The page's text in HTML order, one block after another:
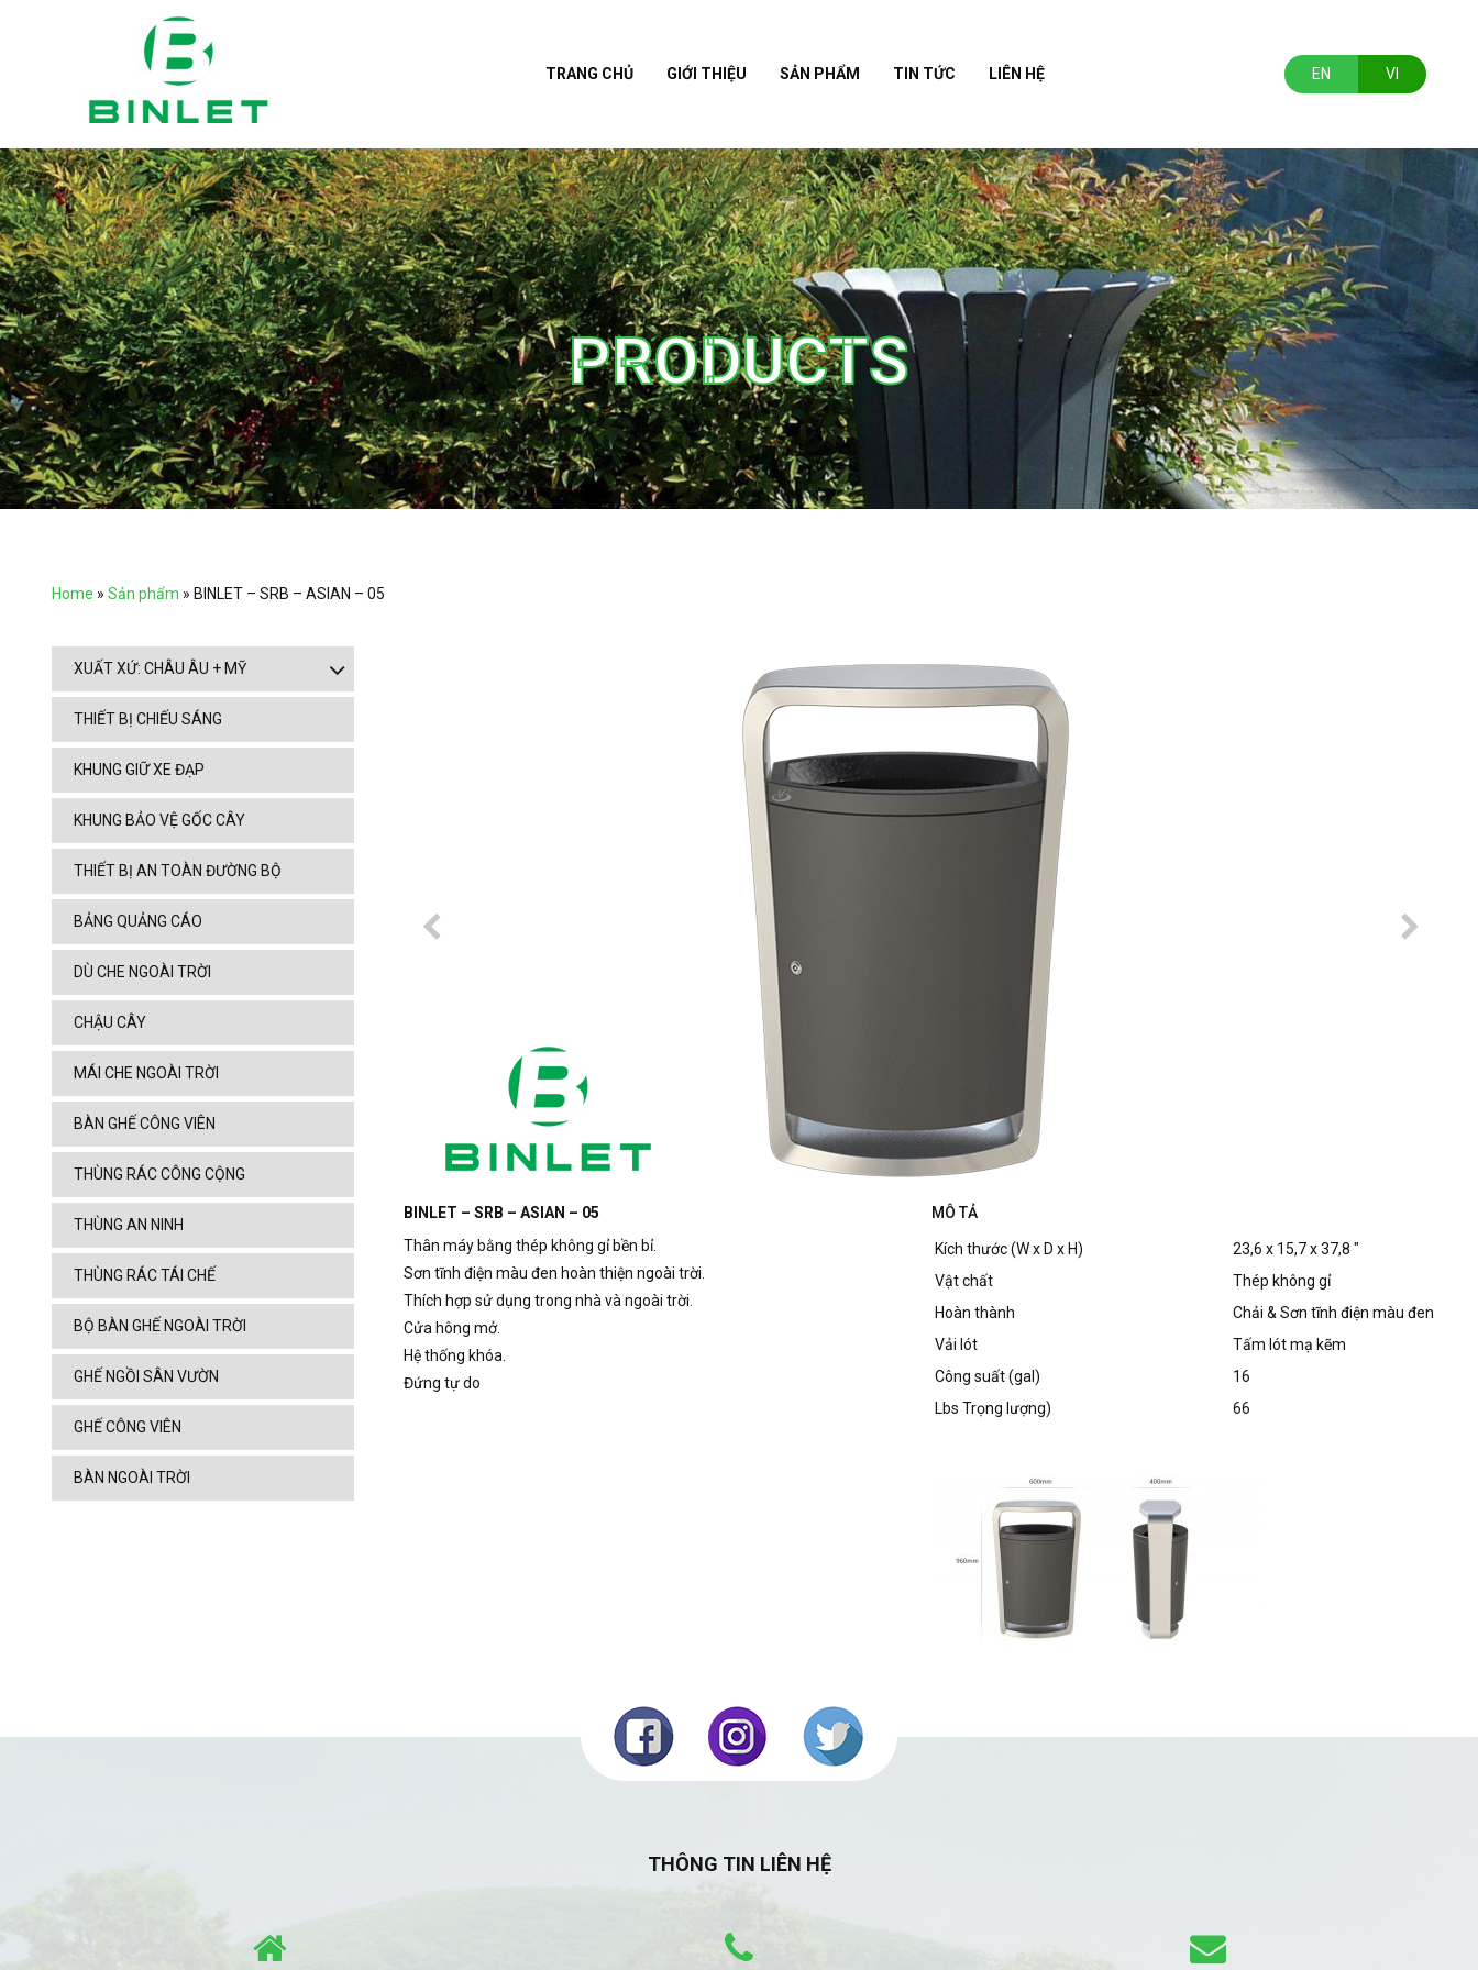
TRANG CHỦ GIỚI THIỆU SẢN PHẨM TIN TỨC LIÊN HỆ EN VI
PRODUCTS
Home » Sản phẩm » BINLET – SRB – ASIAN – 05
BINLET – SRB – ASIAN – 05
Thân máy bằng thép không gỉ bền bỉ.
Sơn tĩnh điện màu đen hoàn thiện ngoài trời.
Thích hợp sử dụng trong nhà và ngoài trời.
Cửa hông mở.
Hệ thống khóa.
Đứng tự do
MÔ TẢ
Kích thước (W x D x H)
23,6 x 15,7 x 37,8 ″
Vật chất
Thép không gỉ
Hoàn thành
Chải & Sơn tĩnh điện màu đen
Vải lót
Tấm lót mạ kẽm
Công suất (gal)
16
Lbs Trọng lượng)
66
XUẤT XỨ: CHÂU ÂU + MỸ
THIẾT BỊ CHIẾU SÁNG
KHUNG GIỮ XE ĐẠP
KHUNG BẢO VỆ GỐC CÂY
THIẾT BỊ AN TOÀN ĐƯỜNG BỘ
BẢNG QUẢNG CÁO
DÙ CHE NGOÀI TRỜI
CHẬU CÂY
MÁI CHE NGOÀI TRỜI
BÀN GHẾ CÔNG VIÊN
THÙNG RÁC CÔNG CỘNG
THÙNG AN NINH
THÙNG RÁC TÁI CHẾ
BỘ BÀN GHẾ NGOÀI TRỜI
GHẾ NGỒI SÂN VƯỜN
GHẾ CÔNG VIÊN
BÀN NGOÀI TRỜI
THÔNG TIN LIÊN HỆ